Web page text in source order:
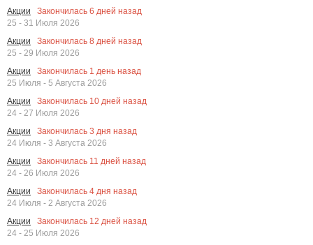
Акции
Закончилась 6 дней назад
25 - 31 Июля 2026
Акции
Закончилась 8 дней назад
25 - 29 Июля 2026
Акции
Закончилась 1 день назад
25 Июля - 5 Августа 2026
Акции
Закончилась 10 дней назад
24 - 27 Июля 2026
Акции
Закончилась 3 дня назад
24 Июля - 3 Августа 2026
Акции
Закончилась 11 дней назад
24 - 26 Июля 2026
Акции
Закончилась 4 дня назад
24 Июля - 2 Августа 2026
Акции
Закончилась 12 дней назад
24 - 25 Июля 2026